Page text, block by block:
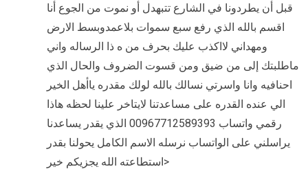
قبل أن يطردونا في الشارع تتبهدل أو نموت من الجوع أنا
اقسم بالله الذي رفع سبع سموات بلاعمدوبسط الارض
ومهداني لااكذب عليك بحرف من ه ذا الرساله واني
ماطلبتك إلى من ضيق ومن قسوت الضروف والحال الذي
احنافيه وانا واسرتي نسالك بالله لولك مقدره ﻳﺎﺃﻫﻞ ﺍﻟﺨﻴﺮ
ﺍﻟﻲ ﻋﻨﺪﻩ ﺍﻟﻘﺪﺭﻩ ﻋﻠﻰ ﻣﺴﺎﻋﺪﺗﻨﺎ لايتاخر علينا لحظه هاذا
رقمي واتساب 00967712589393 الذي يقدر يساعدنا
يراسلني على الواتساب نرسله الاسم الكامل يحولنا بقدر
استطاعته الله يجزيكم خير>